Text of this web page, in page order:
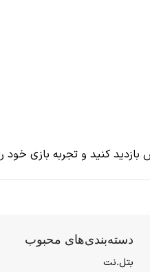
کنید و تجربه بازی
دسته‌بندی‌های محبوب
بتل.نت